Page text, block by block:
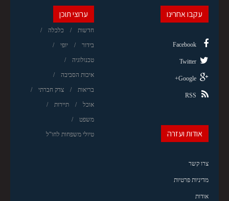
ערוצי תוכן
חדשות כלכלה
בידור יופי
טכנולוגיה
איכות הסביבה
בריאות צדק חברתי
אוכל תיירות
משפט
טיולי משפחות לחו"ל
עקבו אחרינו
Facebook
Twitter
Google+
RSS
אודות ועזרה
צרו קשר
מדיניות פרטיות
אודות